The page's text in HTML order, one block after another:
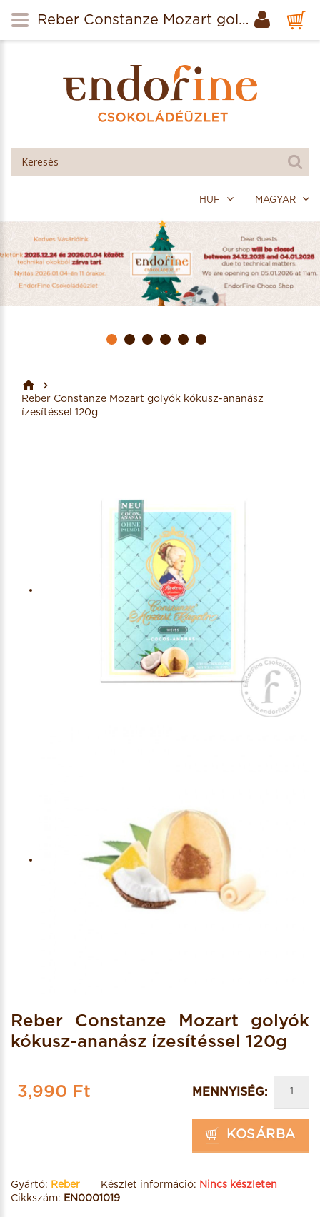
MAGYAR
HUF
Reber Constanze Mozart golyók kókusz-ananász
ízesítéssel 120g
Reber Constanze Mozart golyók
kókusz-ananász ízesítéssel 120g
3,990 Ft MENNYISÉG:
KOSÁRBA
Gyártó: Reber Készlet információ: Nincs készleten
Cikkszám: EN0001019
Reber Constanze Mozart golyók kókusz-ananász ízesítéssel 120g